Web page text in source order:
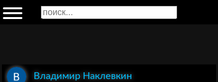
Владимир Наклевкин